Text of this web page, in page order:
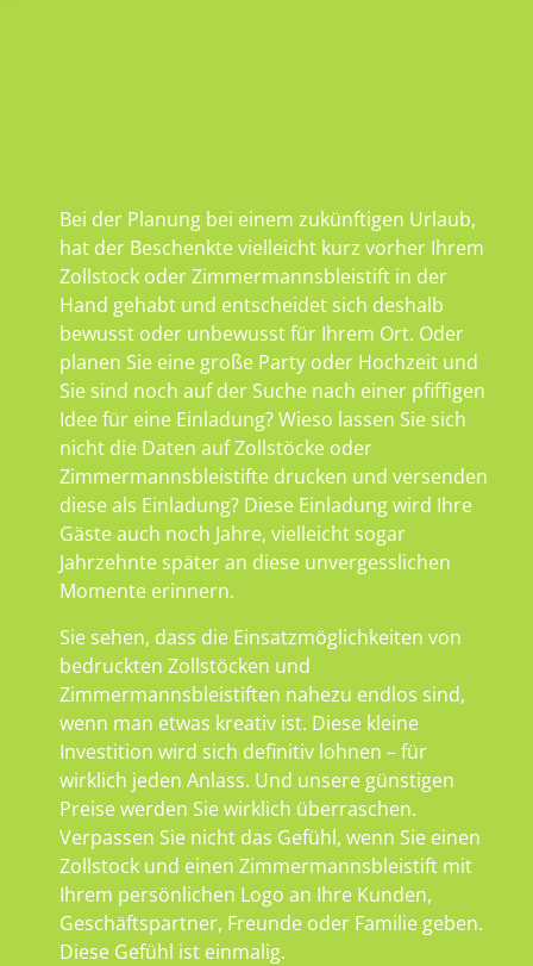
Bei der Planung bei einem zukünftigen Urlaub,
hat der Beschenkte vielleicht kurz vorher Ihrem
Zollstock oder Zimmermannsbleistift in der
Hand gehabt und entscheidet sich deshalb
bewusst oder unbewusst für Ihrem Ort. Oder
planen Sie eine große Party oder Hochzeit und
Sie sind noch auf der Suche nach einer pfiffigen
Idee für eine Einladung? Wieso lassen Sie sich
nicht die Daten auf Zollstöcke oder
Zimmermannsbleistifte drucken und versenden
diese als Einladung? Diese Einladung wird Ihre
Gäste auch noch Jahre, vielleicht sogar
Jahrzehnte später an diese unvergesslichen
Momente erinnern.
Sie sehen, dass die Einsatzmöglichkeiten von
bedruckten Zollstöcken und
Zimmermannsbleistiften nahezu endlos sind,
wenn man etwas kreativ ist. Diese kleine
Investition wird sich definitiv lohnen – für
wirklich jeden Anlass. Und unsere günstigen
Preise werden Sie wirklich überraschen.
Verpassen Sie nicht das Gefühl, wenn Sie einen
Zollstock und einen Zimmermannsbleistift mit
Ihrem persönlichen Logo an Ihre Kunden,
Geschäftspartner, Freunde oder Familie geben.
Diese Gefühl ist einmalig.